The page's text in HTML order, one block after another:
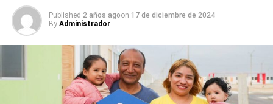
Published 2 años agoon 17 de diciembre de 2024
By Administrador